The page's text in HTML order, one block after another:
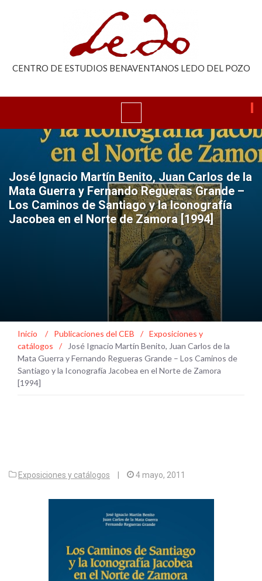
CENTRO DE ESTUDIOS BENAVENTANOS LEDO DEL POZO
José Ignacio Martín Benito, Juan Carlos de la
Mata Guerra y Fernando Regueras Grande –
Los Caminos de Santiago y la Iconografía
Jacobea en el Norte de Zamora [1994]
Inicio / Publicaciones del CEB / Exposiciones y
catálogos
/
José Ignacio Martín Benito, Juan Carlos de la
Mata Guerra y Fernando Regueras Grande – Los Caminos de
Santiago y la Iconografía Jacobea en el Norte de Zamora
[1994]
Exposiciones y catálogos | 4 mayo, 2011